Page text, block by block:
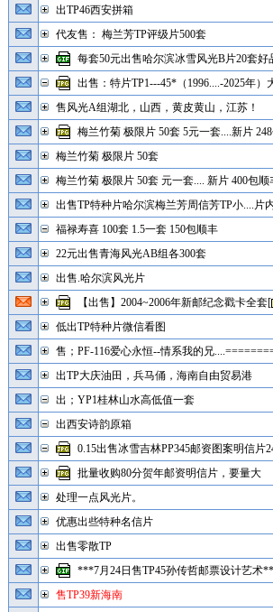
出TP46西安拼箱
代友售： 梅兰芳TP评级片500套
每套50元出售哈尔滨冰雪风光B片20套好
出售：特片TP1---45*（1996....-2025年）
售风光A组湖北，山西，黄皮黄山，江苏！
梅兰竹菊 极限片 50套 5元一套....新片
梅兰竹菊 极限片 50套
梅兰竹菊 极限片 50套 元一套.... 新片 400包顺
出售TP特种片哈尔滨梅兰芳周信芳TP小....片
福禄寿喜 100套 1.5一套 150包顺丰
22元出售青海风光AB组各300套
出售.哈尔滨风光片
【出售】2004~2006年新邮纪念戳卡全套[
低出TP特种片微信看图
售；PF-116爱心永恒--情系我的兄
出TP大庆油田，兵马俑，海南自由贸易港
出；YP1桂林山水高低值一套
出西安诗韵原箱
0.15出售冰雪吉林PP345邮资图案明信片
批量收购80分贺年邮资明信片，要量大
处理一点风光片。
优惠出些特种名信片
出售零散TP
***7月24日售TP45孙传哲邮票设计艺术
售TP39新海南